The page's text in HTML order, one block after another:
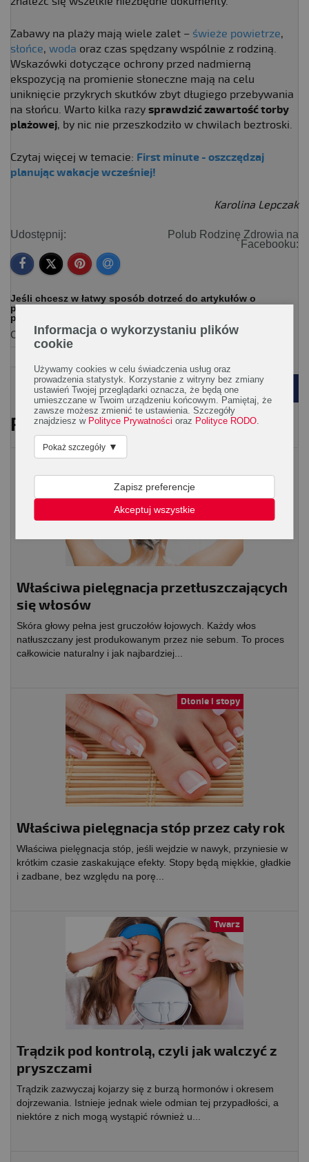
Zabawy na plaży mają wiele zalet – świeże powietrze,
słońce, woda oraz czas spędzany wspólnie z rodziną.
Wskazówki dotyczące ochrony przed nadmierną
ekspozycją na promienie słoneczne mają na celu
uniknięcie przykrych skutków zbyt długiego przebywania
na słońcu. Warto kilka razy sprawdzić zawartość torby
plażowej, by nic nie przeszkodziło w chwilach beztroski.
Czytaj więcej w temacie: First minute - oszczędzaj
planując wakacje wcześniej!
Karolina Lepczak
Udostępnij:
Polub Rodzinę Zdrowia na
Facebooku:
Jeśli chcesz w łatwy sposób dotrzeć do artykułów o
podobnej tematyce zaznacz interesujące Cię tagi na
poniższej liście.
Ogólna:
PRZECZYTAJ RÓWNIEŻ
Właściwa pielęgnacja przetłuszczających
się włosów
Skóra głowy pełna jest gruczołów łojowych. Każdy włos
natłuszczany jest produkowanym przez nie sebum. To proces
całkowicie naturalny i jak najbardziej...
Dłonie i stopy
Właściwa pielęgnacja stóp przez cały rok
Właściwa pielęgnacja stóp, jeśli wejdzie w nawyk, przyniesie w
krótkim czasie zaskakujące efekty. Stopy będą miękkie, gładkie
i zadbane, bez względu na porę...
Twarz
Trądzik pod kontrolą, czyli jak walczyć z
pryszczami
Trądzik zazwyczaj kojarzy się z burzą hormonów i okresem
dojrzewania. Istnieje jednak wiele odmian tej przypadłości, a
niektóre z nich mogą wystąpić również u...
Informacja o wykorzystaniu plików
cookie
Używamy cookies w celu świadczenia usług oraz
prowadzenia statystyk. Korzystanie z witryny bez zmiany
ustawień Twojej przeglądarki oznacza, że będą one
umieszczane w Twoim urządzeniu końcowym. Pamiętaj, że
zawsze możesz zmienić te ustawienia. Szczegóły
znajdziesz w Polityce Prywatności oraz Polityce RODO
Pokaż szczegóły ▼
Zapisz preferencje
Akceptuj wszystkie